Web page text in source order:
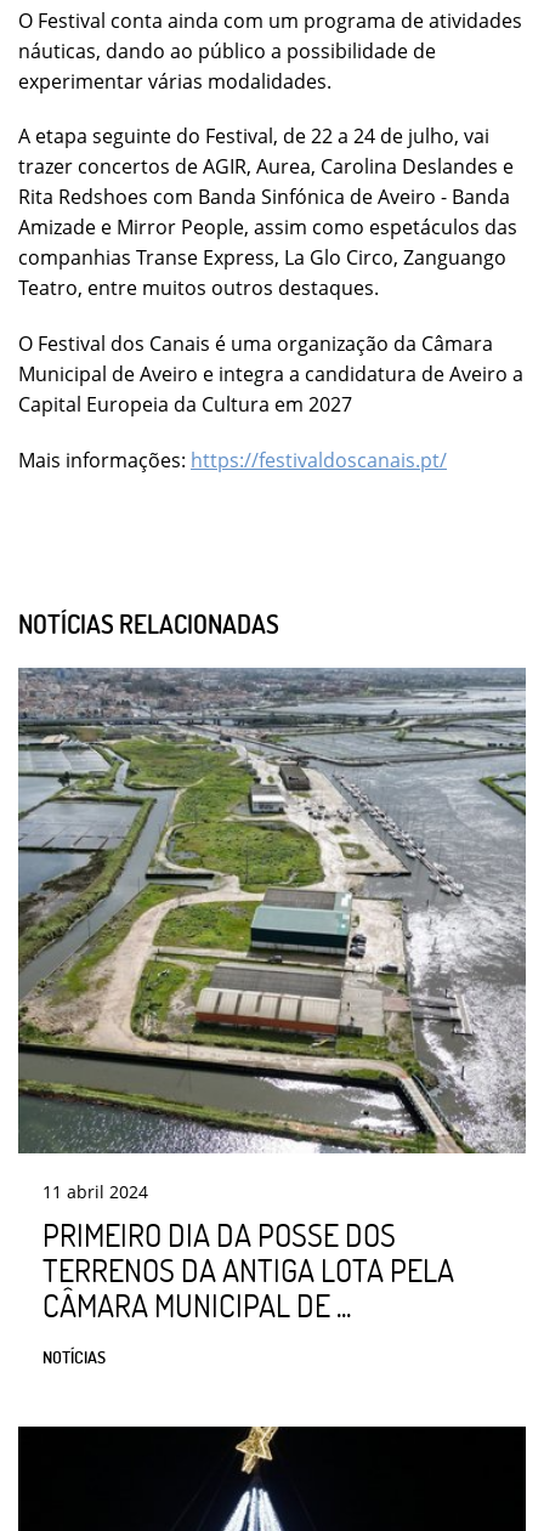
O Festival conta ainda com um programa de atividades
náuticas, dando ao público a possibilidade de
experimentar várias modalidades.
A etapa seguinte do Festival, de 22 a 24 de julho, vai
trazer concertos de AGIR, Aurea, Carolina Deslandes e
Rita Redshoes com Banda Sinfónica de Aveiro - Banda
Amizade e Mirror People, assim como espetáculos das
companhias Transe Express, La Glo Circo, Zanguango
Teatro, entre muitos outros destaques.
O Festival dos Canais é uma organização da Câmara
Municipal de Aveiro e integra a candidatura de Aveiro a
Capital Europeia da Cultura em 2027
Mais informações: https://festivaldoscanais.pt/
NOTÍCIAS RELACIONADAS
11 abril 2024
PRIMEIRO DIA DA POSSE DOS
TERRENOS DA ANTIGA LOTA PELA
CÂMARA MUNICIPAL DE ...
NOTÍCIAS